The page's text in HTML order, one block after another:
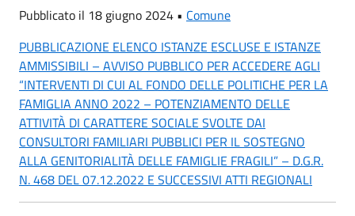
Pubblicato il 18 giugno 2024 • Comune
PUBBLICAZIONE ELENCO ISTANZE ESCLUSE E ISTANZE
AMMISSIBILI – AVVISO PUBBLICO PER ACCEDERE AGLI
“INTERVENTI DI CUI AL FONDO DELLE POLITICHE PER LA
FAMIGLIA ANNO 2022 – POTENZIAMENTO DELLE
ATTIVITÀ DI CARATTERE SOCIALE SVOLTE DAI
CONSULTORI FAMILIARI PUBBLICI PER IL SOSTEGNO
ALLA GENITORIALITÀ DELLE FAMIGLIE FRAGILI” – D.G.R.
N. 468 DEL 07.12.2022 E SUCCESSIVI ATTI REGIONALI